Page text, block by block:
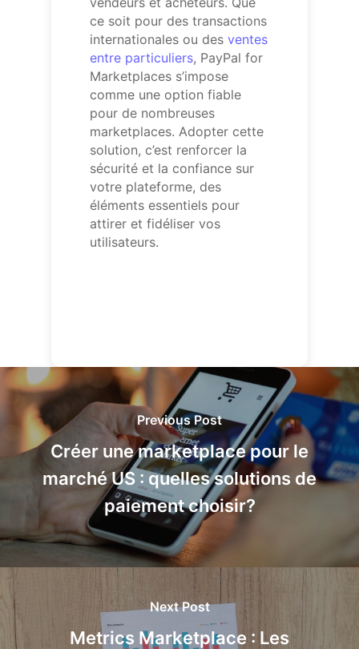
ce soit pour des transactions
internationales ou des ventes
entre particuliers, PayPal for
Marketplaces s’impose
comme une option fiable
pour de nombreuses
marketplaces. Adopter cette
solution, c’est renforcer la
sécurité et la confiance sur
votre plateforme, des
éléments essentiels pour
attirer et fidéliser vos
utilisateurs.
Previous Post
Créer une marketplace pour le
marché US : quelles solutions de
paiement choisir?
Next Post
Metrics Marketplace : Les